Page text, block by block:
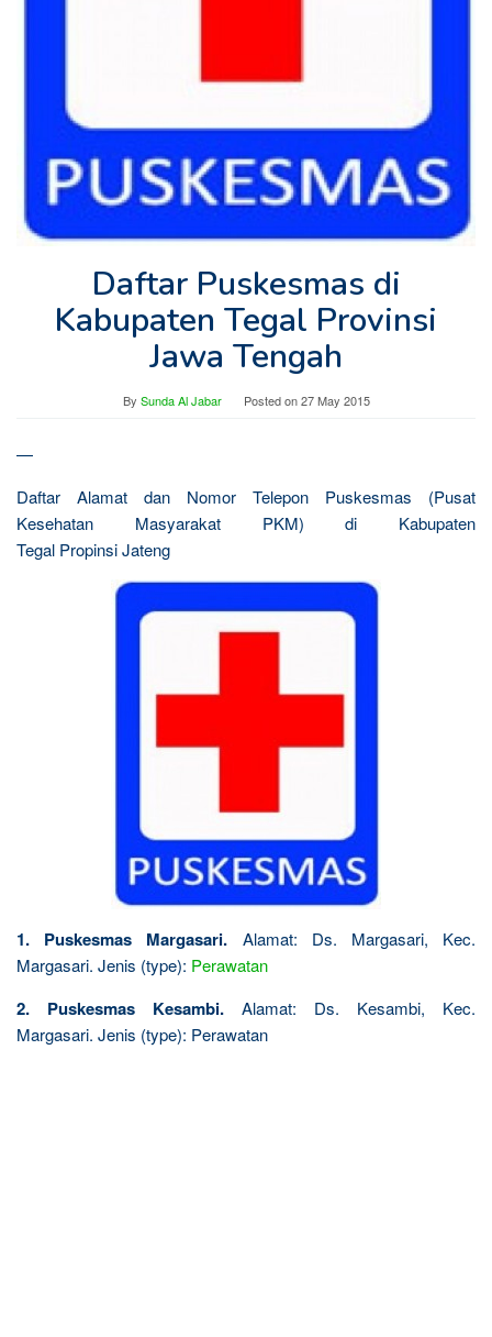
Daftar Puskesmas di
Kabupaten Tegal Provinsi
Jawa Tengah
By Sunda Al Jabar Posted on27 May 2015
—
Daftar Alamat dan Nomor Telepon Puskesmas (Pusat
Kesehatan Masyarakat PKM) di Kabupaten
Tegal Propinsi Jateng
1. Puskesmas Margasari. Alamat: Ds. Margasari, Kec.
Margasari. Jenis (type): Perawatan
2. Puskesmas Kesambi. Alamat: Ds. Kesambi, Kec.
Margasari. Jenis (type): Perawatan